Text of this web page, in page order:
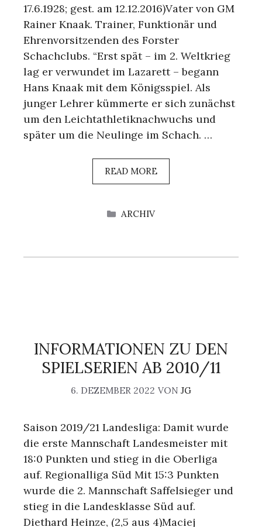
17.6.1928; gest. am 12.12.2016)Vater von GM
Rainer Knaak. Trainer, Funktionär und
Ehrenvorsitzenden des Forster
Schachclubs. “Erst spät – im 2. Weltkrieg
lag er verwundet im Lazarett – begann
Hans Knaak mit dem Königsspiel. Als
junger Lehrer kümmerte er sich zunächst
um den Leichtathletiknachwuchs und
später um die Neulinge im Schach. …
READ MORE
KATEGORIEN
ARCHIV
INFORMATIONEN ZU DEN
SPIELSERIEN AB 2010/11
6. DEZEMBER 2022 VON JG
Saison 2019/21 Landesliga: Damit wurde
die erste Mannschaft Landesmeister mit
18:0 Punkten und stieg in die Oberliga
auf. Regionalliga Süd Mit 15:3 Punkten
wurde die 2. Mannschaft Saffelsieger und
stieg in die Landesklasse Süd auf.
Diethard Heinze, (2,5 aus 4)Maciej